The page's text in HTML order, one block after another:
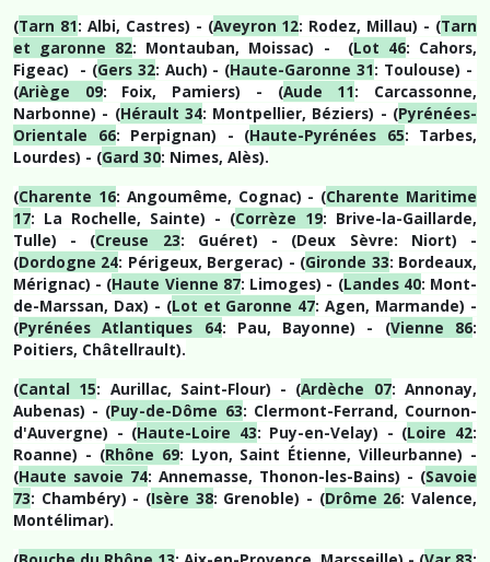
(Tarn 81: Albi, Castres) - (Aveyron 12: Rodez, Millau) - (Tarn
et garonne 82: Montauban, Moissac) - (Lot 46: Cahors,
Figeac) - (Gers 32: Auch) - (Haute-Garonne 31: Toulouse) -
(Ariège 09: Foix, Pamiers) - (Aude 11: Carcassonne,
Narbonne) - (Hérault 34: Montpellier, Béziers) - (Pyrénées-
Orientale 66: Perpignan) - (Haute-Pyrénées 65: Tarbes,
Lourdes) - (Gard 30: Nimes, Alès).
(Charente 16: Angoumême, Cognac) - (Charente Maritime
17: La Rochelle, Sainte) - (Corrèze 19: Brive-la-Gaillarde,
Tulle) - (Creuse 23: Guéret) - (Deux Sèvre: Niort) -
(Dordogne 24: Périgeux, Bergerac) - (Gironde 33: Bordeaux,
Mérignac) - (Haute Vienne 87: Limoges) - (Landes 40: Mont-
de-Marssan, Dax) - (Lot et Garonne 47: Agen, Marmande) -
(Pyrénées Atlantiques 64: Pau, Bayonne) - (Vienne 86:
Poitiers, Châtellrault).
(Cantal 15: Aurillac, Saint-Flour) - (Ardèche 07: Annonay,
Aubenas) - (Puy-de-Dôme 63: Clermont-Ferrand, Cournon-
d'Auvergne) - (Haute-Loire 43: Puy-en-Velay) - (Loire 42:
Roanne) - (Rhône 69: Lyon, Saint Étienne, Villeurbanne) -
(Haute savoie 74: Annemasse, Thonon-les-Bains) - (Savoie
73: Chambéry) - (Isère 38: Grenoble) - (Drôme 26: Valence,
Montélimar).